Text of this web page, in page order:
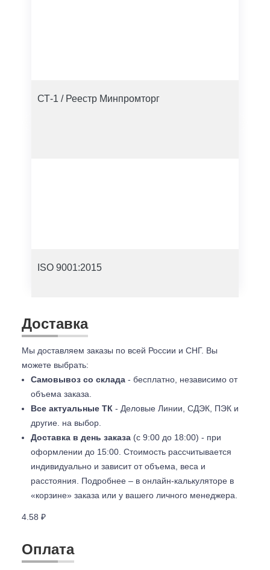
СТ-1 / Реестр Минпромторг
ISO 9001:2015
Доставка
Мы доставляем заказы по всей России и СНГ. Вы
можете выбрать:
Самовывоз со склада - бесплатно, независимо от
объема заказа.
Все актуальные ТК - Деловые Линии, СДЭК, ПЭК и
другие. на выбор.
Доставка в день заказа (с 9:00 до 18:00) - при
оформлении до 15:00. Стоимость рассчитывается
индивидуально и зависит от объема, веса и
расстояния. Подробнее – в онлайн-калькуляторе в
«корзине» заказа или у вашего личного менеджера.
4.58 ₽
Оплата